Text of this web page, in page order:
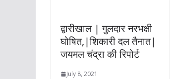
द्वारीखाल | गुलदार नरभक्षी
घोषित,|शिकारी दल तैनात|
जयमल चंद्रा की रिपोर्ट
July 8, 2021